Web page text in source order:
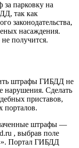
за парковку на
так как
законодательства,
насаждения.
получится.
штрафы ГИБДД не
нарушения. Сделать
приставов,
порталов.
штрафы —
, выбрав поле
Портал ГИБДД